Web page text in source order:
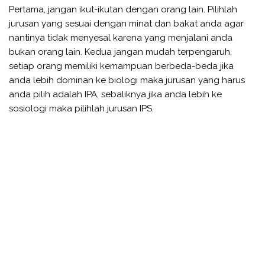
Pertama, jangan ikut-ikutan dengan orang lain. Pilihlah
jurusan yang sesuai dengan minat dan bakat anda agar
nantinya tidak menyesal karena yang menjalani anda
bukan orang lain. Kedua jangan mudah terpengaruh,
setiap orang memiliki kemampuan berbeda-beda jika
anda lebih dominan ke biologi maka jurusan yang harus
anda pilih adalah IPA, sebaliknya jika anda lebih ke
sosiologi maka pilihlah jurusan IPS.